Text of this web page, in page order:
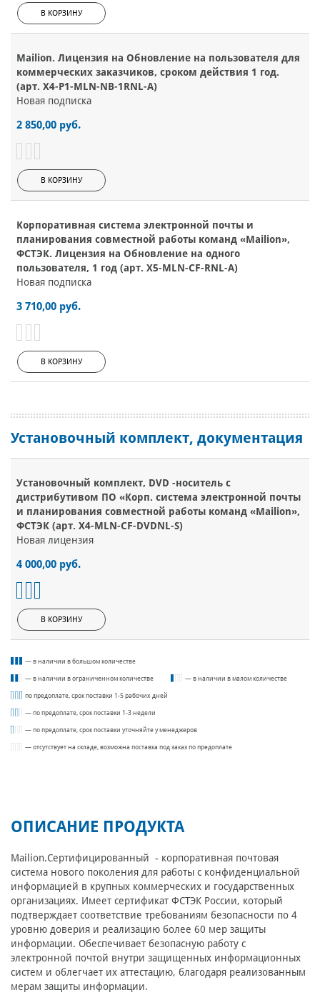
В КОРЗИНУ
Mailion. Лицензия на Обновление на пользователя для
коммерческих заказчиков, сроком действия 1 год.
(арт. X4-P1-MLN-NB-1RNL-A)
Новая подписка
2 850,00 руб.
В КОРЗИНУ
Корпоративная система электронной почты и
планирования совместной работы команд «Mailion»,
ФСТЭК. Лицензия на Обновление на одного
пользователя, 1 год (арт. X5-MLN-CF-RNL-A)
Новая подписка
3 710,00 руб.
В КОРЗИНУ
Установочный комплект, документация
Установочный комплект, DVD -носитель с
дистрибутивом ПО «Корп. система электронной почты
и планирования совместной работы команд «Mailion»,
ФСТЭК (арт. X4-MLN-CF-DVDNL-S)
Новая лицензия
4 000,00 руб.
В КОРЗИНУ
— в наличии в большом количестве
— в наличии в ограниченном количестве — в наличии в малом количестве
по предоплате, срок поставки 1-5 рабочих дней
— по предоплате, срок поставки 1-3 недели
— по предоплате, срок поставки уточняйте у менеджеров
— отсутствует на складе, возможна поставка под заказ по предоплате
ОПИСАНИЕ ПРОДУКТА
Mailion.Сертифицированный - корпоративная почтовая
система нового поколения для работы с конфиденциальной
информацией в крупных коммерческих и государственных
организациях. Имеет сертификат ФСТЭК России, который
подтверждает соответствие требованиям безопасности по 4
уровню доверия и реализацию более 60 мер защиты
информации. Обеспечивает безопасную работу с
электронной почтой внутри защищенных информационных
систем и облегчает их аттестацию, благодаря реализованным
мерам защиты информации.